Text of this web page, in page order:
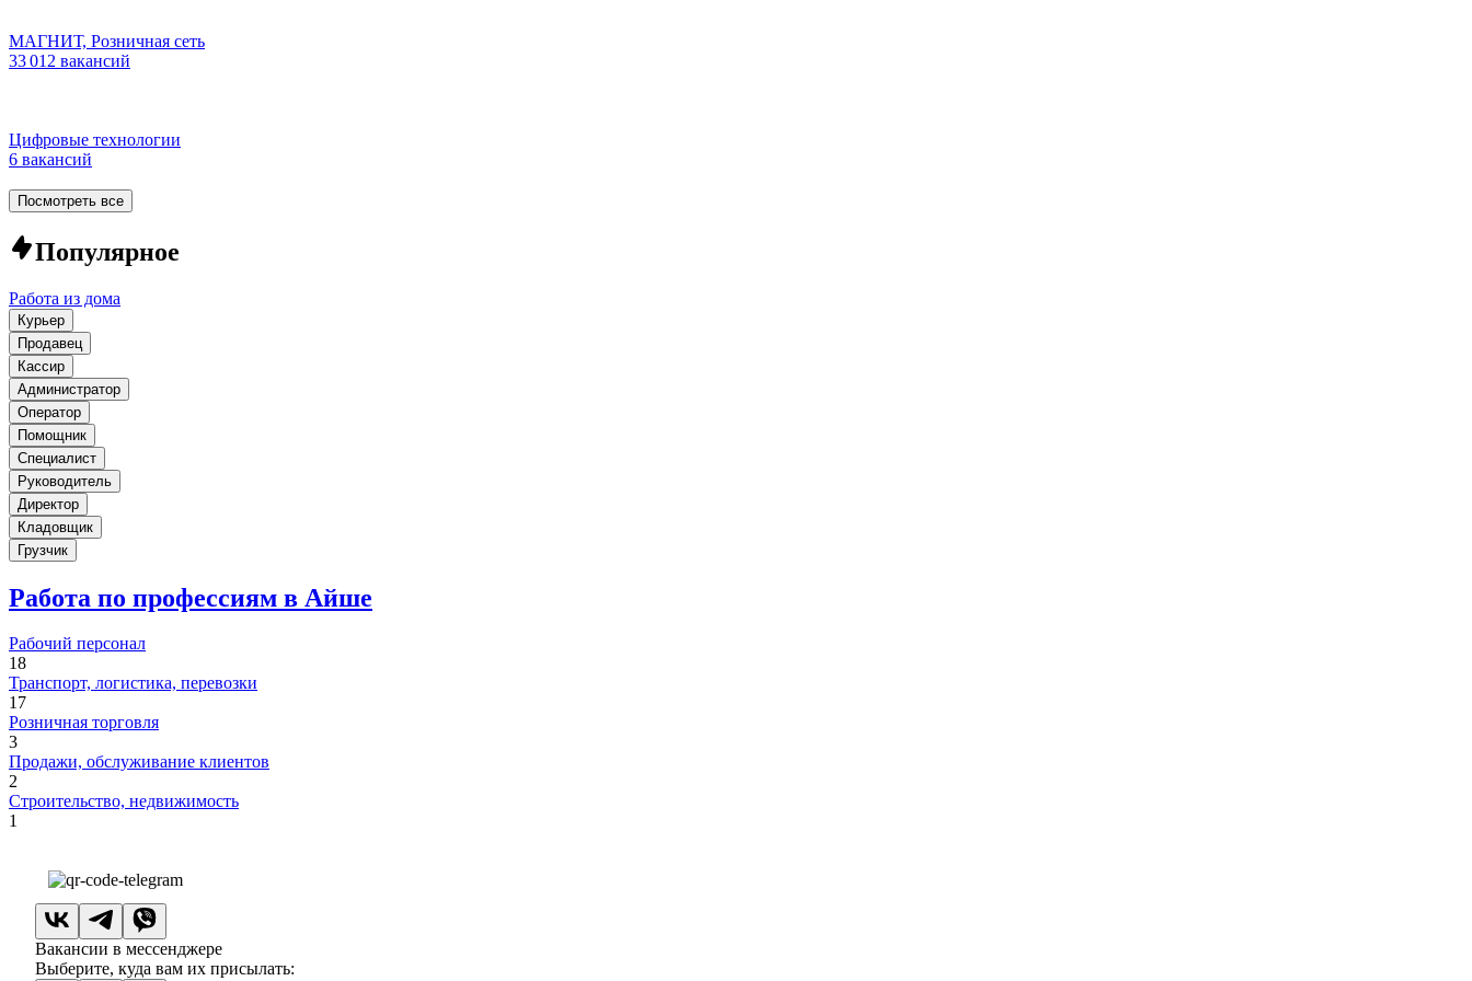
МАГНИТ, Розничная сеть
33 012 вакансий
Цифровые технологии
6 вакансий
Посмотреть все
Популярное
Работа из дома
Курьер
Продавец
Кассир
Администратор
Оператор
Помощник
Специалист
Руководитель
Директор
Кладовщик
Грузчик
Работа по профессиям в Айше
Рабочий персонал
18
Транспорт, логистика, перевозки
17
Розничная торговля
3
Продажи, обслуживание клиентов
2
Строительство, недвижимость
1
Вакансии в мессенджере
Выберите, куда вам их присылать: